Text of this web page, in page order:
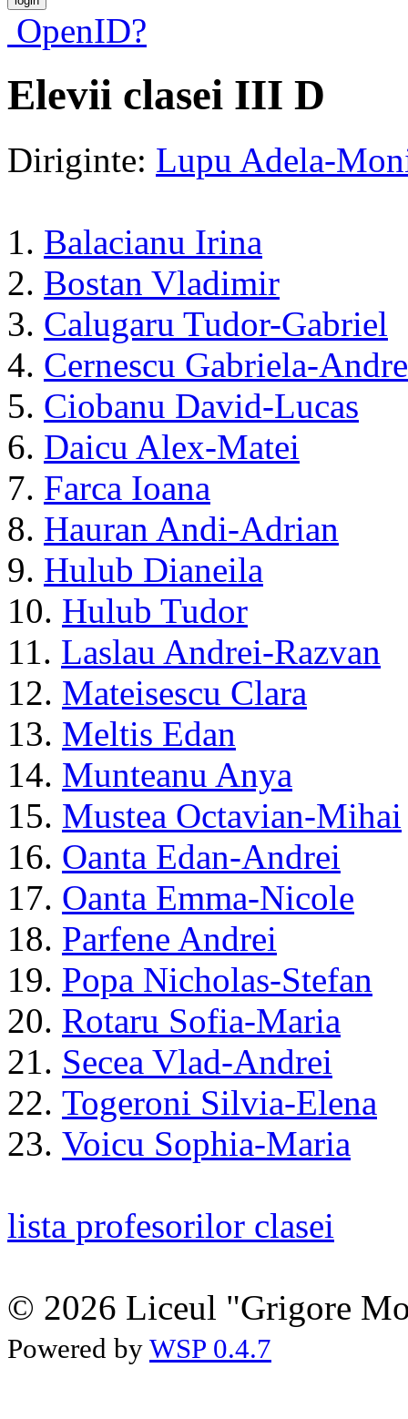
OpenID?
Elevii clasei III D
Diriginte: Lupu Adela-
1. Balacianu Irina
2. Bostan Vladimir
3. Calugaru Tudor-Gabriel
4. Cernescu Gabriela-
5. Ciobanu David-Lucas
6. Daicu Alex-Matei
7. Farca Ioana
8. Hauran Andi-Adrian
9. Hulub Dianeila
10. Hulub Tudor
11. Laslau Andrei-Razvan
12. Mateisescu Clara
13. Meltis Edan
14. Munteanu Anya
15. Mustea Octavian-Mihai
16. Oanta Edan-Andrei
17. Oanta Emma-Nicole
18. Parfene Andrei
19. Popa Nicholas-Stefan
20. Rotaru Sofia-Maria
21. Secea Vlad-Andrei
22. Togeroni Silvia-Elena
23. Voicu Sophia-Maria
lista profesorilor clasei
© 2026 Liceul "Grigore
Powered by WSP 0.4.7